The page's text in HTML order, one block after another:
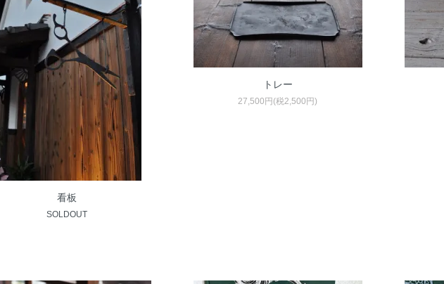
看板
SOLDOUT
トレー
27,500円(税2,500円)